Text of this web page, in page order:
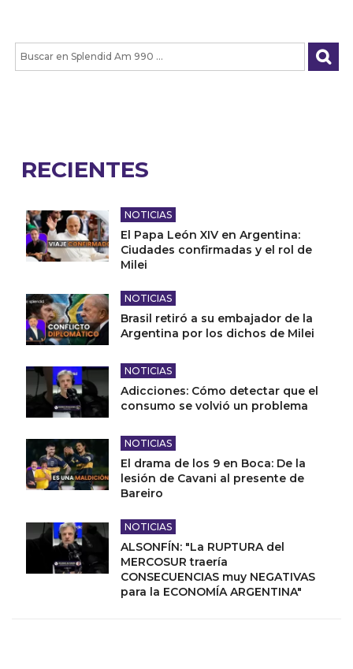
RECIENTES
NOTICIAS
El Papa León XIV en Argentina:
Ciudades confirmadas y el rol de
Milei
NOTICIAS
Brasil retiró a su embajador de la
Argentina por los dichos de Milei
NOTICIAS
Adicciones: Cómo detectar que el
consumo se volvió un problema
NOTICIAS
El drama de los 9 en Boca: De la
lesión de Cavani al presente de
Bareiro
NOTICIAS
ALSONFÍN: "La RUPTURA del
MERCOSUR traería
CONSECUENCIAS muy NEGATIVAS
para la ECONOMÍA ARGENTINA"